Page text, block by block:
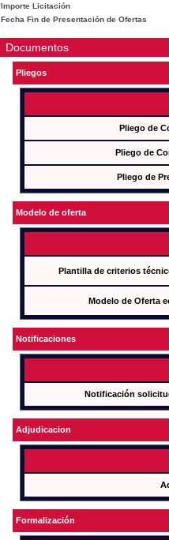
Importe Licitación
Fecha Fin de Presentación de Ofertas
Documentos
Pliegos
Pliego de
Pliego de
Pliego de
Modelo de oferta
Plantilla de criterios
Modelo de Oferta
Notificaciones
Notificación
Adjudicacion
Formalización